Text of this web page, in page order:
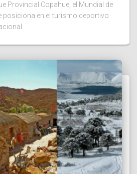
Provincial Copahue, el Mundial de
posiciona en el turismo deportivo